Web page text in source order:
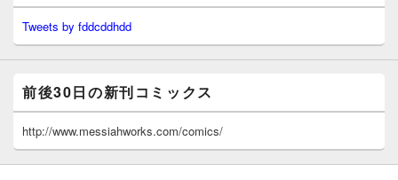
Tweets by fddcddhdd
前後30日の新刊コミックス
http://www.messiahworks.com/comics/